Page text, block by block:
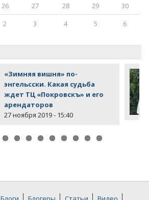
26 27 28 29
30
2 3 4 5 6
«Зимняя вишня» по-
энгельсски. Какая судьба
ждет ТЦ «Покровскъ» и его
арендаторов
27 ноября 2019 - 15:40